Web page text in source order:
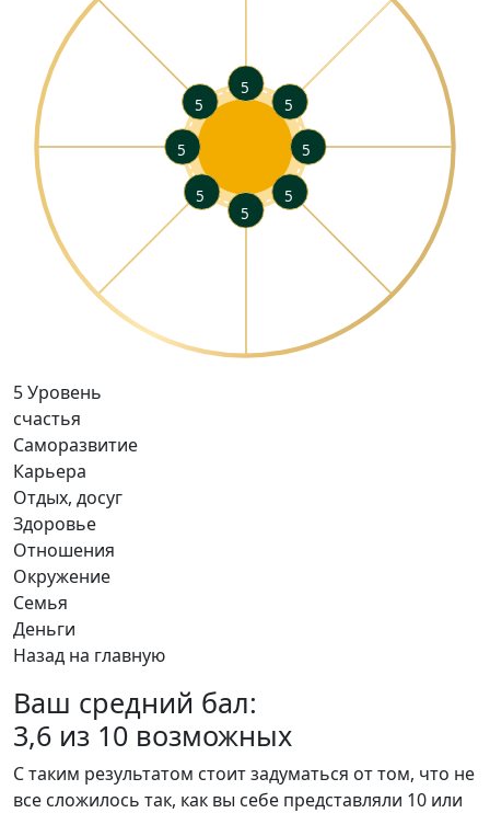
5
5
5
5
5
5
5
5
5Уровень
счастья
Саморазвитие
Карьера
Отдых, досуг
Здоровье
Отношения
Окружение
Семья
Деньги
Назад на главную
Ваш средний бал:
3,6 из 10 возможных
С таким результатом стоит задуматься от том, что не
все сложилось так, как вы себе представляли 10 или